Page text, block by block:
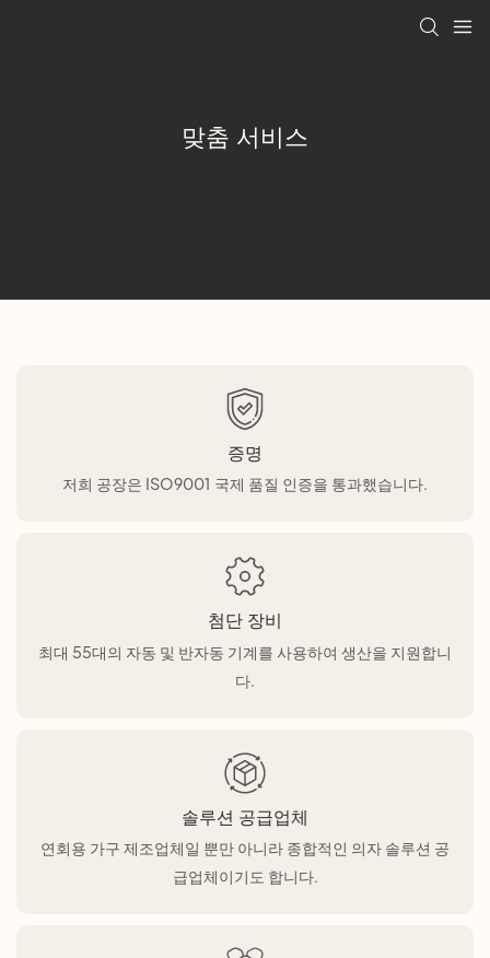
맞춤 서비스
증명
저희 공장은 ISO9001 국제 품질 인증을 통과했습니다.
첨단 장비
최대 55대의 자동 및 반자동 기계를 사용하여 생산을 지원합니
다.
솔루션 공급업체
연회용 가구 제조업체일 뿐만 아니라 종합적인 의자 솔루션 공
급업체이기도 합니다.